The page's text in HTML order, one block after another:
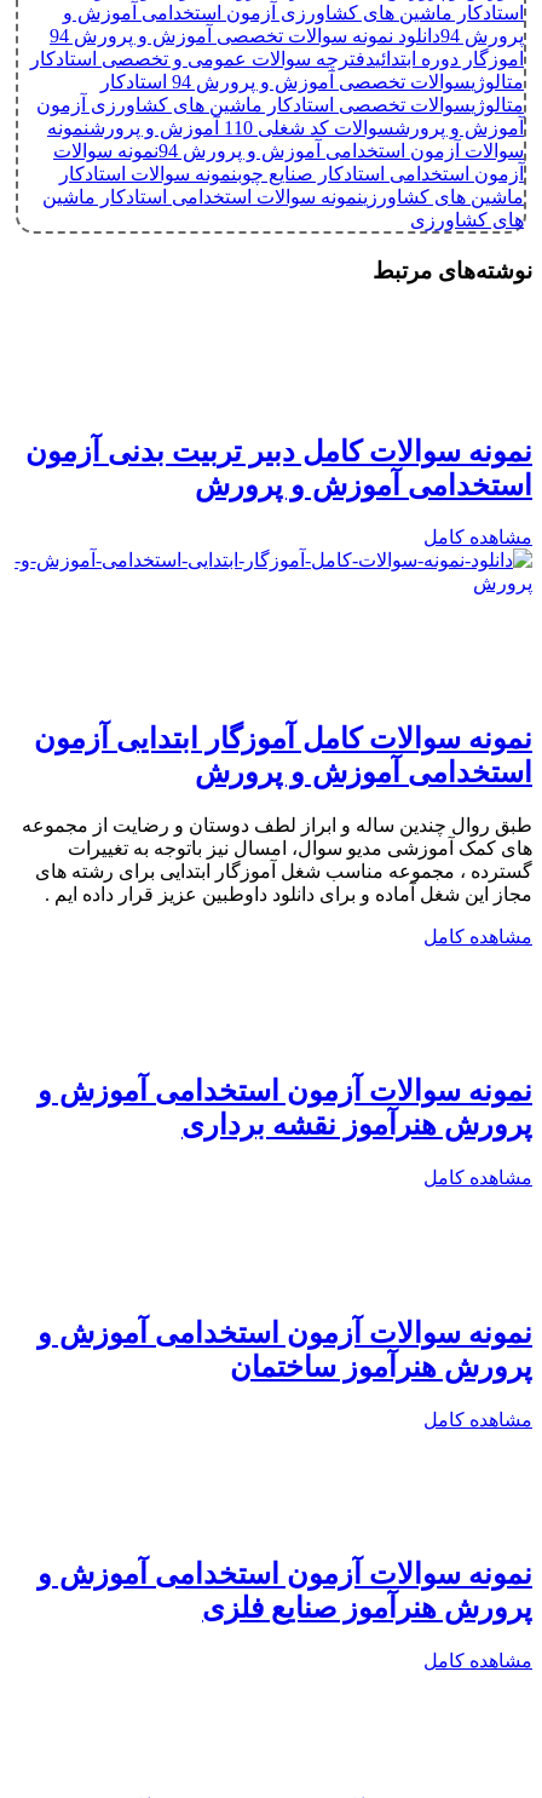
استادکار ماشین های کشاورزی آزمون استخدامی آموزش و
پرورش 94
دانلود نمونه سوالات تخصصی آموزش و پرورش 94
اموزگار دوره ابتدائیدفترچه سوالات عمومی و تخصصی استادکار
متالوژی
سوالات تخصصی آموزش و پرورش 94 استادکار
متالوژیسوالات تخصصی استادکار ماشین های کشاورزی آزمون
آموزش و پرورشسوالات کد شغلی 110 آموزش و پرورش
نمونه
سوالات آزمون استخدامی آموزش و پرورش 94
نمونه سوالات
آزمون استخدامی استادکار صنایع چوبنمونه سوالات استادکار
ماشین های کشاورزینمونه سوالات استخدامی استادکار ماشین
های کشاورزی
نوشته‌های مرتبط
نمونه سوالات کامل دبیر تربیت بدنی آزمون
استخدامی آموزش و پرورش
مشاهده کامل
نمونه سوالات کامل آموزگار ابتدایی آزمون
استخدامی آموزش و پرورش
طبق روال چندین ساله و ابراز لطف دوستان و رضایت از مجموعه
های کمک آموزشی مدیو سوال، امسال نیز باتوجه به تغییرات
گسترده ، مجموعه مناسب شغل آموزگار ابتدایی برای رشته های
مجاز این شغل آماده و برای دانلود داوطبین عزیز قرار داده ایم .
مشاهده کامل
نمونه سوالات آزمون استخدامی آموزش و
پرورش هنرآموز نقشه برداری
مشاهده کامل
نمونه سوالات آزمون استخدامی آموزش و
پرورش هنرآموز ساختمان
مشاهده کامل
نمونه سوالات آزمون استخدامی آموزش و
پرورش هنرآموز صنایع فلزی
مشاهده کامل